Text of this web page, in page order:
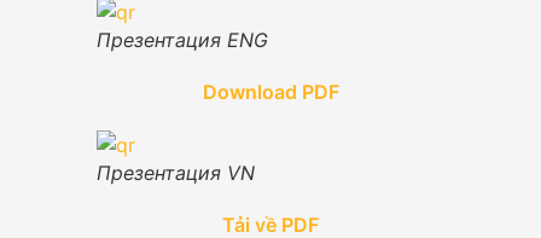
Презентация ENG
Download PDF
Презентация VN
Tải về PDF